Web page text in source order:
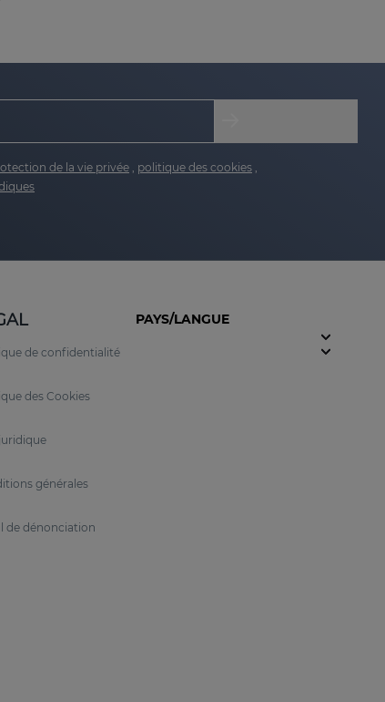
pour la fermeté et l'élasticité de la
la peau douce et souple, avec une
RETIAGEl’un des traitements anti-âge les
de la vie privée , politique des cookies ,
de confidentialité
des Cookies
générales
de dénonciation
PAYS/LANGUE